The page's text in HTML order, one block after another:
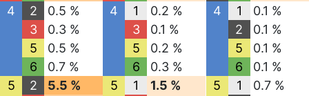
4
2
0.5 %
3
0.3 %
5
0.5 %
6
0.7 %
5
2
5.5 %
4
1
0.2 %
3
0.1 %
5
0.2 %
6
0.3 %
5
1
1.5 %
4
1
0.1 %
2
0.1 %
5
0.1 %
6
0.1 %
5
1
0.7 %